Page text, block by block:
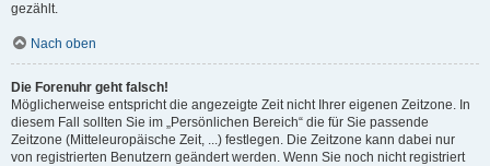
gezählt.
Nach oben
Die Forenuhr geht falsch!
Möglicherweise entspricht die angezeigte Zeit nicht Ihrer eigenen Zeitzone. In
diesem Fall sollten Sie im „Persönlichen Bereich“ die für Sie passende
Zeitzone (Mitteleuropäische Zeit, ...) festlegen. Die Zeitzone kann dabei nur
von registrierten Benutzern geändert werden. Wenn Sie noch nicht registriert